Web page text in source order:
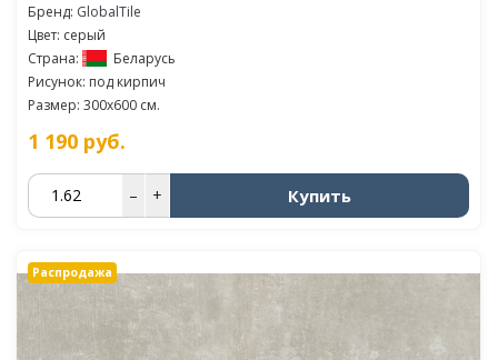
Бренд: GlobalTile
Цвет: серый
Страна:
Беларусь
Рисунок: под кирпич
Размер: 300x600 см.
1 190 руб.
– + Купить
Распродажа